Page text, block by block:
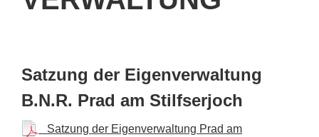
Satzung der Eigenverwaltung
B.N.R. Prad am Stilfserjoch
Satzung der Eigenverwaltung Prad am